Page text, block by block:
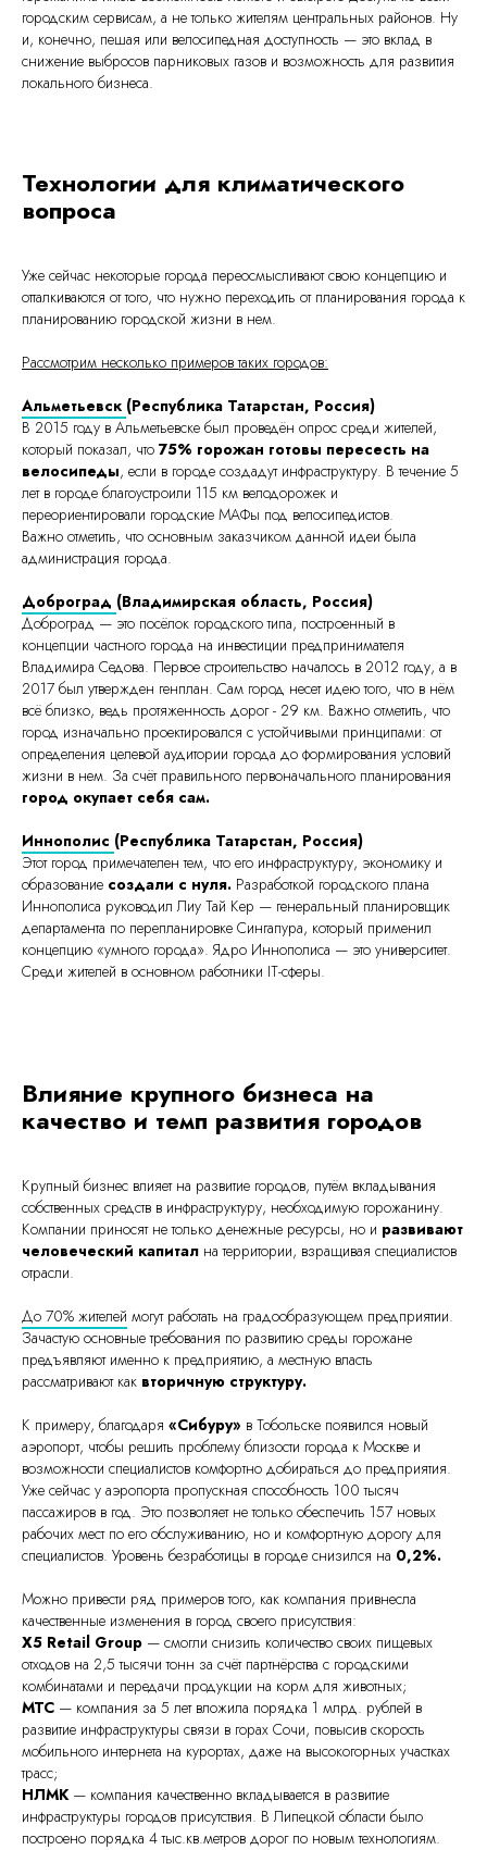
городским сервисам, а не только жителям центральных районов. Ну
и, конечно, пешая или велосипедная доступность — это вклад в
снижение выбросов парниковых газов и возможность для развития
локального бизнеса.
Технологии для климатического
вопроса
Уже сейчас некоторые города переосмысливают свою концепцию и
отталкиваются от того, что нужно переходить от планирования города к
планированию городской жизни в нем.
Рассмотрим несколько примеров таких городов:
Альметьевск (Республика Татарстан, Россия)
В 2015 году в Альметьевске был проведён опрос среди жителей,
который показал, что 75% горожан готовы пересесть на
велосипеды, если в городе создадут инфраструктуру. В течение 5
лет в городе благоустроили 115 км велодорожек и
переориентировали городские МАФы под велосипедистов.
Важно отметить, что основным заказчиком данной идеи была
администрация города.
Доброград (Владимирская область, Россия)
Доброград — это посёлок городского типа, построенный в
концепции частного города на инвестиции предпринимателя
Владимира Седова. Первое строительство началось в 2012 году, а в
2017 был утвержден генплан. Сам город несет идею того, что в нём
всё близко, ведь протяженность дорог - 29 км. Важно отметить, что
город изначально проектировался с устойчивыми принципами: от
определения целевой аудитории города до формирования условий
жизни в нем. За счёт правильного первоначального планирования
город окупает себя сам.
Иннополис (Республика Татарстан, Россия)
Этот город примечателен тем, что его инфраструктуру, экономику и
образование создали с нуля. Разработкой городского плана
Иннополиса руководил Лиу Тай Кер — генеральный планировщик
департамента по перепланировке Сингапура, который применил
концепцию «умного города». Ядро Иннополиса — это университет.
Среди жителей в основном работники IT-сферы.
Влияние крупного бизнеса на
качество и темп развития городов
Крупный бизнес влияет на развитие городов, путём вкладывания
собственных средств в инфраструктуру, необходимую горожанину.
Компании приносят не только денежные ресурсы, но и развивают
человеческий капитал на территории, взращивая специалистов
отрасли.
До 70% жителей могут работать на градообразующем предприятии.
Зачастую основные требования по развитию среды горожане
предъявляют именно к предприятию, а местную власть
рассматривают как вторичную структуру.
К примеру, благодаря «Сибуру» в Тобольске появился новый
аэропорт, чтобы решить проблему близости города к Москве и
возможности специалистов комфортно добираться до предприятия.
Уже сейчас у аэропорта пропускная способность 100 тысяч
пассажиров в год. Это позволяет не только обеспечить 157 новых
рабочих мест по его обслуживанию, но и комфортную дорогу для
специалистов. Уровень безработицы в городе снизился на 0,2%.
Можно привести ряд примеров того, как компания привнесла
качественные изменения в город своего присутствия:
X5 Retail Group — смогли снизить количество своих пищевых
отходов на 2,5 тысячи тонн за счёт партнёрства с городскими
комбинатами и передачи продукции на корм для животных;
МТС — компания за 5 лет вложила порядка 1 млрд. рублей в
развитие инфраструктуры связи в горах Сочи, повысив скорость
мобильного интернета на курортах, даже на высокогорных участках
трасс;
НЛМК — компания качественно вкладывается в развитие
инфраструктуры городов присутствия. В Липецкой области было
построено порядка 4 тыс.кв.метров дорог по новым технологиям.